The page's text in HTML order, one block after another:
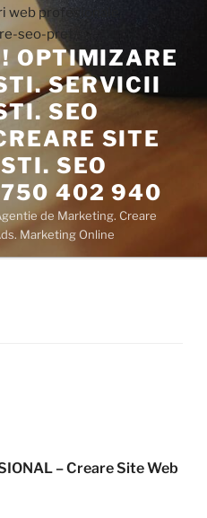
OPTIMIZARE
SERVICII
SEO
SITE
SEO
402 940
de Marketing. Creare
Marketing Online
– Creare Site Web